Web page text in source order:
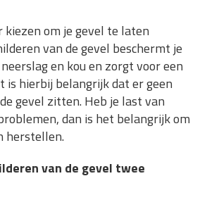
kiezen om je gevel te laten
van de gevel beschermt je
en kou en zorgt voor een
is hierbij belangrijk dat er geen
gevel zitten. Heb je last van
dan is het belangrijk om
herstellen.
van de gevel twee